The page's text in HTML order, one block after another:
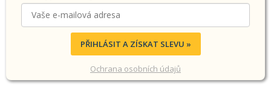
PŘIHLÁSIT A ZÍSKAT SLEVU »
Ochrana osobních údajů